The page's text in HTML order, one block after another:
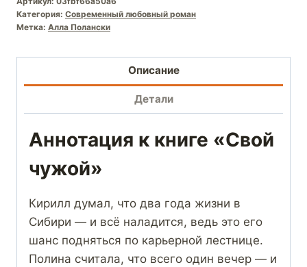
Категория: Современный любовный роман
Метка: Алла Полански
Описание
Детали
Аннотация к книге «Свой
чужой»
Кирилл думал, что два года жизни в
Сибири — и всё наладится, ведь это его
шанс подняться по карьерной лестнице.
Полина считала, что всего один вечер — и